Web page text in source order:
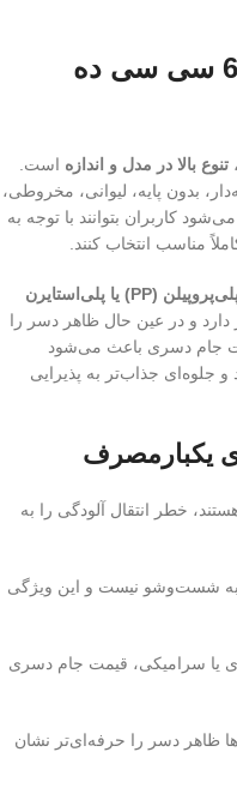
ویژگی‌های ظرف مارال 60 سی سی ده
تنوع بالا در مدل و اندازه است.
بدون پایه، لیوانی، مخروطی،
کاربران بتوانند با توجه به
مناسب انتخاب کنند.
پلاستیک شفاف، پلی‌پروپیلن (PP) یا پلی‌استایرن
و در عین حال ظاهر دسر را
جام دسری باعث می‌شود
و جلوه‌ای جذاب‌تر به پذیرایی
یکبارمصرف
خطر انتقال آلودگی را به
به شست‌وشو نیست و این ویژگی
یا سرامیکی، قیمت جام دسری
ظاهر دسر را حرفه‌ای‌تر نشان